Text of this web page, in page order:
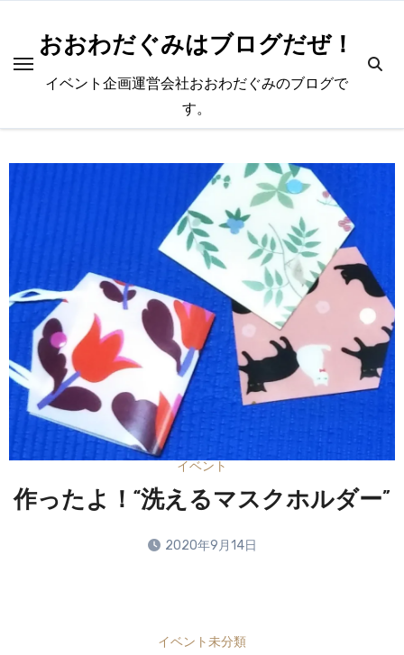
プ
おおわだぐみはブログだぜ！
イベント企画運営会社おおわだぐみのブログで
す。
イベント
作ったよ！“洗えるマスクホルダー”
2020年9月14日
ト
イベント未分類